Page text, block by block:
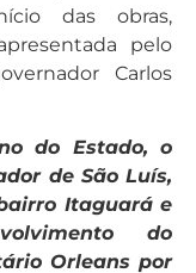
das obras,
pelo
Carlos
do Estado, o
de São Luís,
Itaguará e
do
Orleans por